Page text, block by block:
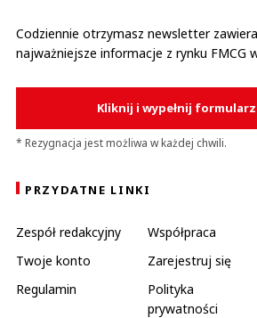
Codziennie otrzymasz newsletter
najważniejsze informacje z rynku FMCG
Kliknij i wypełnij formularz
* Rezygnacja jest możliwa w każdej chwili.
PRZYDATNE LINKI
Zespół redakcyjny Współpraca
Twoje konto
Zarejestruj się
Regulamin
Polityka
prywatności